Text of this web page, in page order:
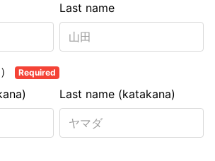
Last name
Required
Last name (katakana)